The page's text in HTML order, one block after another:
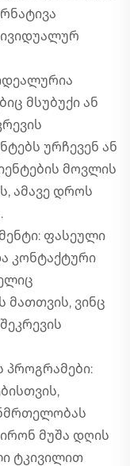
მსუბუქი ან
ურჩევენ ან
მოვლის
ამავე დროს
ფასეული
კონტაქტური
მათთვის, ვინც
მუშა დღის
ტკივილით